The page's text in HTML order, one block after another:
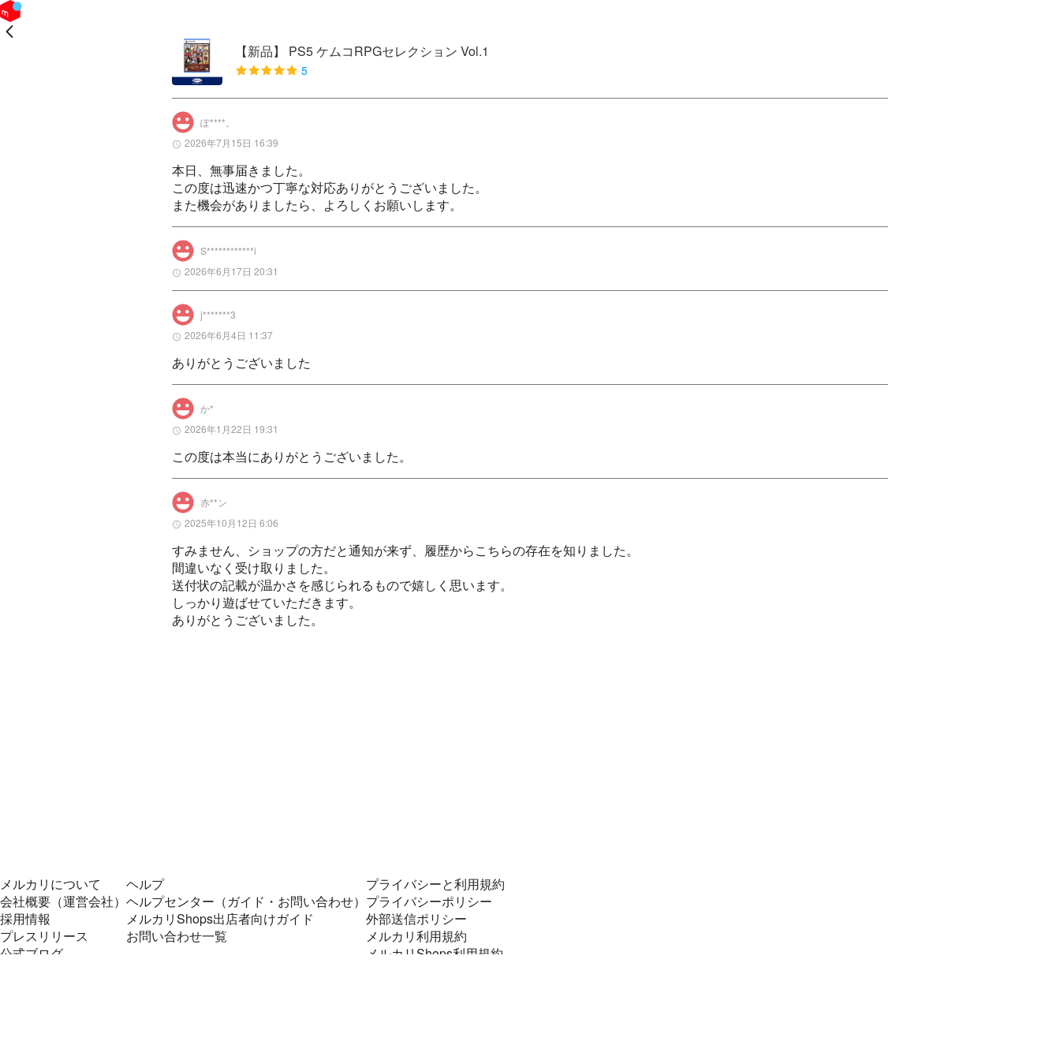
戻る
【新品】 PS5 ケムコRPGセレクション Vol.1
5
ぽ****。
2026年7月15日 16:39
本日、無事届きました。
この度は迅速かつ丁寧な対応ありがとうございました。
また機会がありましたら、よろしくお願いします。
S************i
2026年6月17日 20:31
j*******3
2026年6月4日 11:37
ありがとうございました
か*
2026年1月22日 19:31
この度は本当にありがとうございました。
赤**ン
2025年10月12日 6:06
すみません、ショップの方だと通知が来ず、履歴からこちらの存在を知りました。
間違いなく受け取りました。
送付状の記載が温かさを感じられるもので嬉しく思います。
しっかり遊ばせていただきます。
ありがとうございました。
メルカリについて
会社概要（運営会社）
採用情報
プレスリリース
公式ブログ
ヘルプ
ヘルプセンター（ガイド・お問い合わせ）
メルカリShops出店者向けガイド
お問い合わせ一覧
プライバシーと利用規約
プライバシーポリシー
外部送信ポリシー
メルカリ利用規約
メルカリShops利用規約